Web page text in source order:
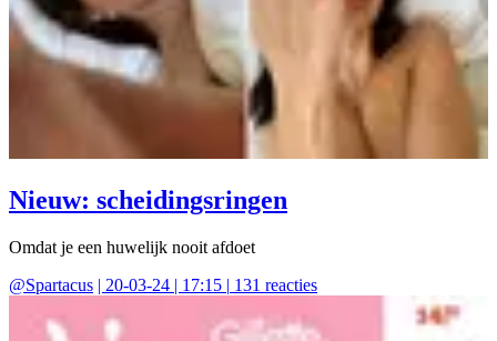
Nieuw: scheidingsringen
Omdat je een huwelijk nooit afdoet
@Spartacus | 20-03-24 | 17:15 | 131 reacties